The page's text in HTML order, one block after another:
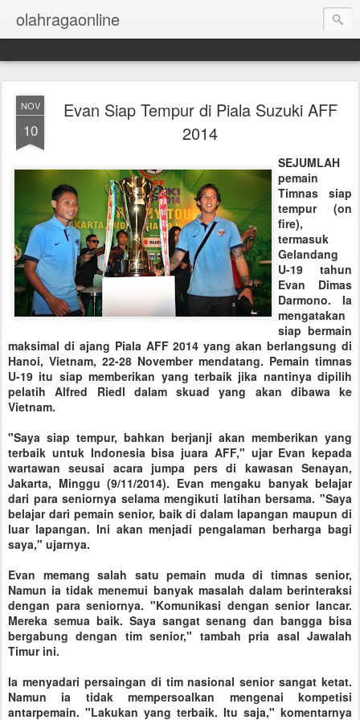
olahragaonline
NOV
10
Evan Siap Tempur di Piala Suzuki AFF
2014
SEJUMLAH
pemain
Timnas siap
tempur (on
fire),
termasuk
Gelandang
U-19 tahun
Evan Dimas
Darmono. Ia
mengatakan
siap bermain
maksimal di ajang Piala AFF 2014 yang akan berlangsung di
Hanoi, Vietnam, 22-28 November mendatang. Pemain timnas
U-19 itu siap memberikan yang terbaik jika nantinya dipilih
pelatih Alfred Riedl dalam skuad yang akan dibawa ke
Vietnam.
"Saya siap tempur, bahkan berjanji akan memberikan yang
terbaik untuk Indonesia bisa juara AFF," ujar Evan kepada
wartawan seusai acara jumpa pers di kawasan Senayan,
Jakarta, Minggu (9/11/2014). Evan mengaku banyak belajar
dari para seniornya selama mengikuti latihan bersama. "Saya
belajar dari pemain senior, baik di dalam lapangan maupun di
luar lapangan. Ini akan menjadi pengalaman berharga bagi
saya," ujarnya.
Evan memang salah satu pemain muda di timnas senior,
Namun ia tidak menemui banyak masalah dalam berinteraksi
dengan para seniornya. "Komunikasi dengan senior lancar.
Mereka semua baik. Saya sangat senang dan bangga bisa
bergabung dengan tim senior," tambah pria asal Jawalah
Timur ini.
Ia menyadari persaingan di tim nasional senior sangat ketat.
Namun ia tidak mempersoalkan mengenai kompetisi
antarpemain. "Lakukan yang terbaik. Itu saja," komentarnya